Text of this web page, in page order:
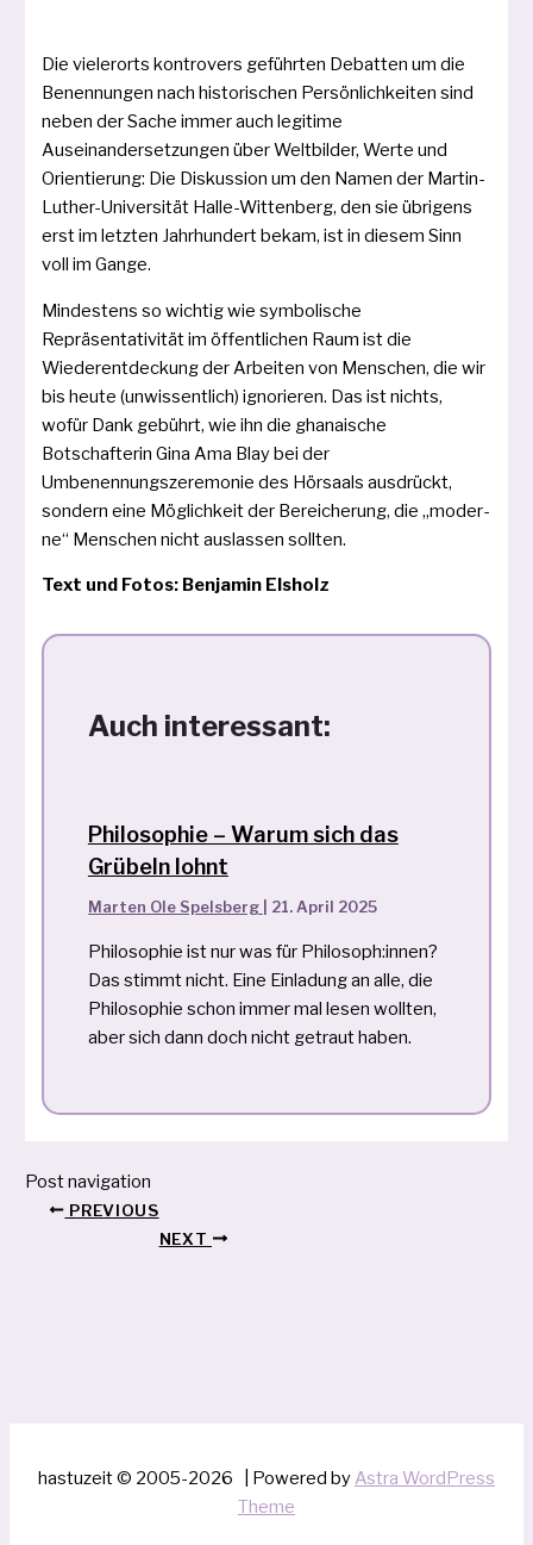
Die vie­ler­orts kon­tro­vers geführ­ten Debatten um die
Benennungen nach his­to­ri­schen Persönlichkeiten sind
neben der Sache immer auch legi­ti­me
Auseinandersetzungen über Weltbilder, Werte und
Orientierung: Die Diskussion um den Namen der Martin-
Luther-Universität Halle-Wittenberg, den sie übri­gens
erst im letz­ten Jahrhundert bekam, ist in die­sem Sinn
voll im Gange.
Mindestens so wich­tig wie sym­bo­li­sche
Repräsentativität im öffent­li­chen Raum ist die
Wiederentdeckung der Arbeiten von Menschen, die wir
bis heu­te (unwis­sent­lich) igno­rie­ren. Das ist nichts,
wofür Dank gebührt, wie ihn die gha­nai­sche
Botschafterin Gina Ama Blay bei der
Umbenennungszeremonie des Hörsaals aus­drückt,
son­dern eine Möglichkeit der Bereicherung, die „moder­
ne“ Menschen nicht aus­las­sen sollten.
Text und Fotos: Benjamin Elsholz
Auch interessant:
Philosophie – Warum sich das
Grübeln lohnt
Marten Ole Spelsberg 21. April 2025
Philosophie ist nur was für Philosoph:innen?
Das stimmt nicht. Eine Einladung an alle, die
Philosophie schon immer mal lesen wollten,
aber sich dann doch nicht getraut haben.
Post navigation
PREVIOUS
NEXT
hastuzeit © 2005-2026 | Powered by Astra WordPress
Theme